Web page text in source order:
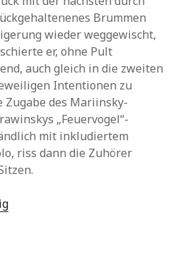
Brummen
wieder weggewischt,
er, ohne Pult
auch gleich in die zweiten
Intentionen zu
Zugabe des Mariinsky-
„Feuervogel“-
mit inkludiertem
riss dann die Zuhörer